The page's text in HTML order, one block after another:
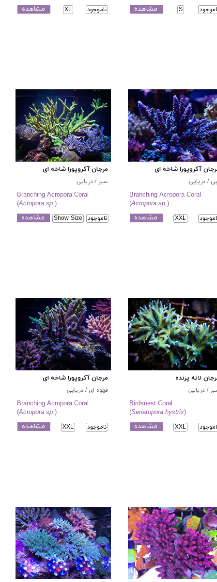
S مشاهده ناموجود XL مشاهده
آکروپورا شاخه ای
/ دریایی
Branching Acropora Coral
(Acropora sp.)
XXL مشاهده
مرجان آکروپورا شاخه ای
سبز / دریایی
Branching Acropora Coral
(Acropora sp.)
ناموجود Show Size مشاهده
لانه پرنده
/ دریایی
Birdsnest Coral
(Seriatopora hystrix)
XXL مشاهده
مرجان آکروپورا شاخه ای
قهوه ای / دریایی
Branching Acropora Coral
(Acropora sp.)
ناموجود XXL مشاهده